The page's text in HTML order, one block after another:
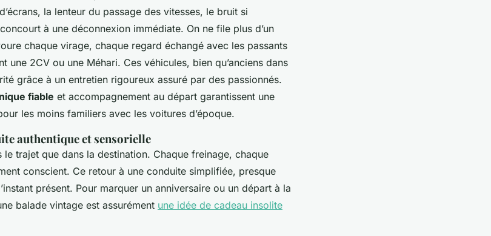
la lenteur du passage des vitesses, le bruit si
à une déconnexion immédiate. On ne file plus d’un
chaque virage, chaque regard échangé avec les passants
une 2CV ou une Méhari. Ces véhicules, bien qu’anciens dans
grâce à un entretien rigoureux assuré par des passionnés.
fiable et accompagnement au départ garantissent une
les moins familiers avec les voitures d’époque.
authentique et sensorielle
le trajet que dans la destination. Chaque freinage, chaque
conscient. Ce retour à une conduite simplifiée, presque
présent. Pour marquer un anniversaire ou un départ à la
balade vintage est assurément une idée de cadeau insolite